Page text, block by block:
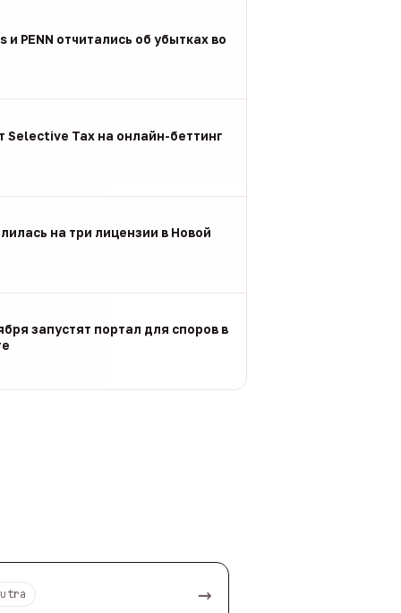
PENN отчитались об убытках во
Selective Tax на онлайн-беттинг
на три лицензии в Новой
запустят портал для споров в
→